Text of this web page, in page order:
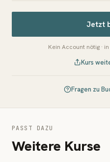
Jetzt
Kein Account nötig ·
Kurs
Fragen zu
PASST DAZU
Weitere Kurse